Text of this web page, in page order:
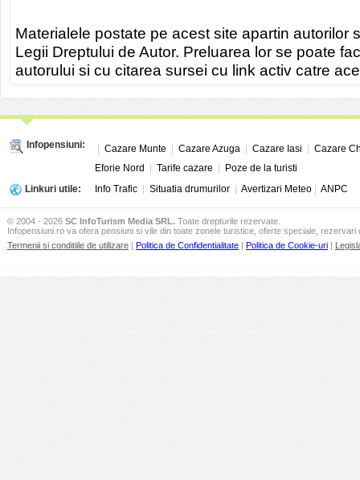
Materialele postate pe acest site apartin autorilor
Legii Dreptului de Autor. Preluarea lor se poate
autorului si cu citarea sursei cu link activ catre
Infopensiuni: Cazare Munte Cazare Azuga Cazare Iasi
Cazare
Eforie Nord
Tarife cazare
Poze de la turisti
Linkuri utile:
Info Trafic Situatia drumurilor Avertizari Meteo ANPC
© 2004 - 2026 SC InfoTurism Media SRL. Toate drepturile rezervate.
Infopensiuni.ro va ofera pensiuni si vile din toate zonele turistice, oferte speciale, rezervari
Termenii si conditiile de utilizare | Politica de Confidentialitate | Politica de Cookie-uri |